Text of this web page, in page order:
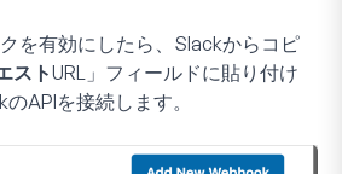
を有効にしたら、Slackからコピ
ストURL 」フィールドに貼り付け
APIを接続します。